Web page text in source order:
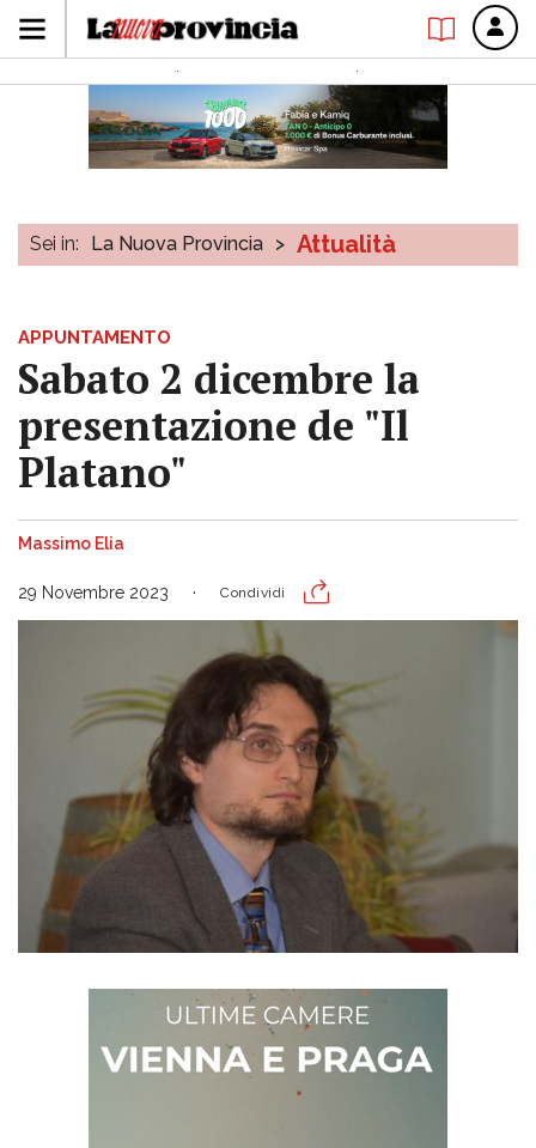
Sei in: La Nuova Provincia > Attualità
APPUNTAMENTO
Sabato 2 dicembre la
presentazione de "Il
Platano"
Massimo Elia
29 Novembre 2023 Condividi